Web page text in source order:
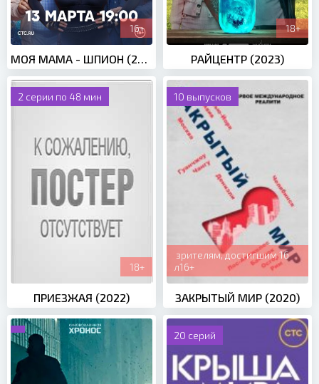
16+
МОЯ МАМА - ШПИОН (2023)
18+
РАЙЦЕНТР (2023)
2 серии по 48 мин
18+
ПРИЕЗЖАЯ (2022)
10 выпусков
зрителям, достигшим 16
л16+
ЗАКРЫТЫЙ МИР (2020)
20 серий